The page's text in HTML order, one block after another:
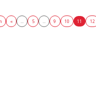
« ... 5 ... 9 10 11 12